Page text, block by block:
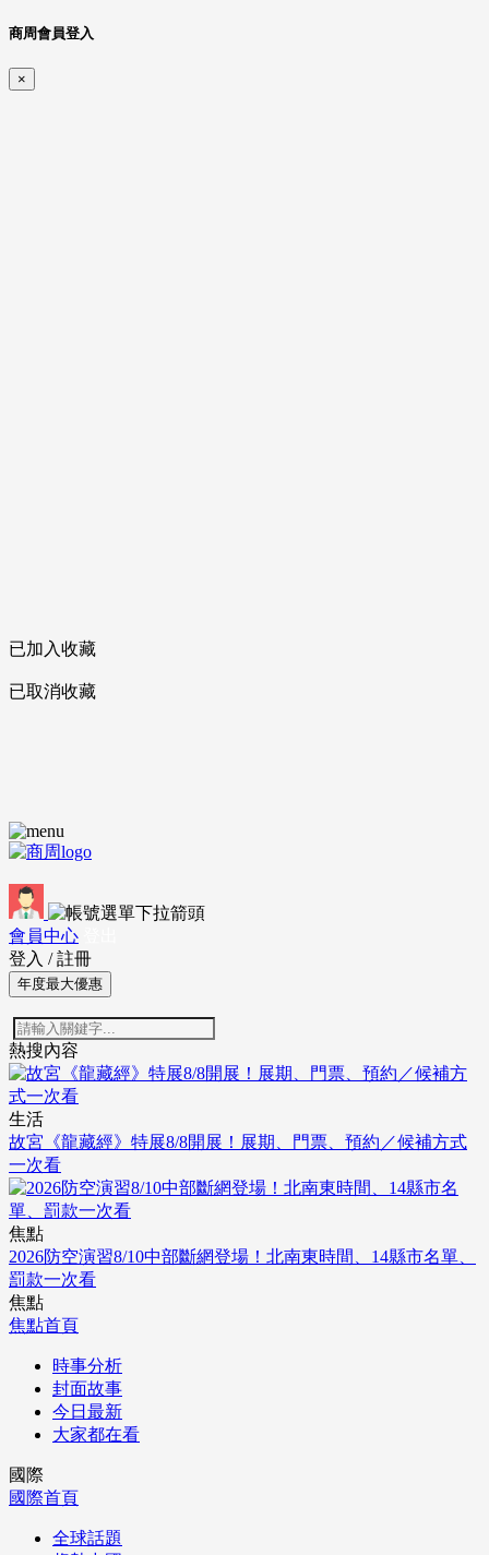
商周會員登入
×
已加入收藏
已取消收藏
會員中心
登入 / 註冊
年度最大優惠
熱搜內容
生活
故宮《龍藏經》特展8/8開展！展期、門票、預約／候補方式
一次看
焦點
2026防空演習8/10中部斷網登場！北南東時間、14縣市名單、
罰款一次看
焦點
焦點首頁
時事分析
封面故事
今日最新
大家都在看
國際
國際首頁
全球話題